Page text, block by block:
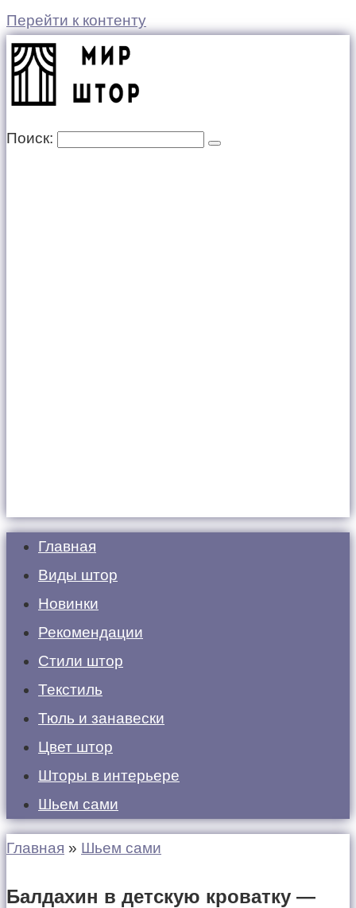
Перейти к контенту
Поиск:
Главная
Виды штор
Новинки
Рекомендации
Стили штор
Текстиль
Тюль и занавески
Цвет штор
Шторы в интерьере
Шьем сами
Главная » Шьем сами
Балдахин в детскую кроватку —